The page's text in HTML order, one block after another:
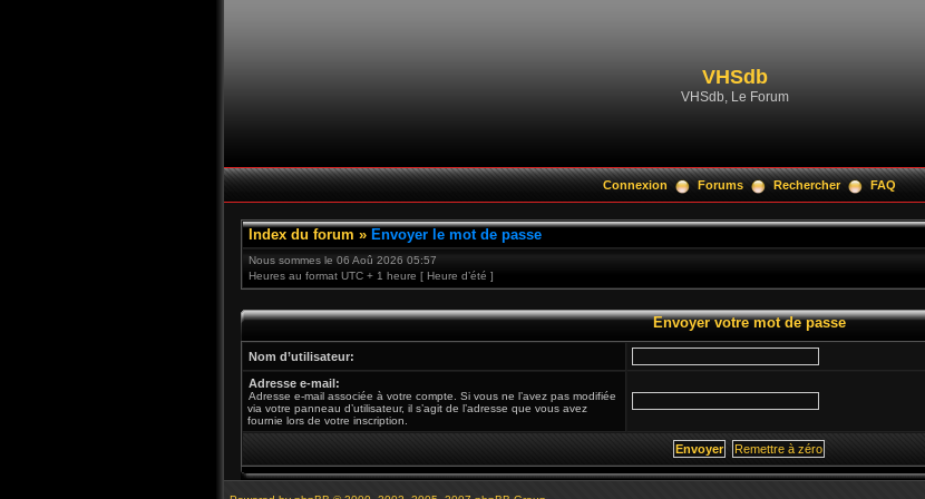
VHSdb
VHSdb, Le Forum
Connexion Forums Rechercher FAQ
Index du forum » Envoyer le mot de passe
Nous sommes le 06 Aoû 2026 05:57
Heures au format UTC + 1 heure [ Heure d’été ]
Envoyer votre mot de passe
Nom d’utilisateur:
Adresse e-mail:
Adresse e-mail associée à votre compte. Si vous ne l’avez pas modifiée
via votre panneau d’utilisateur, il s’agit de l’adresse que vous avez
fournie lors de votre inscription.